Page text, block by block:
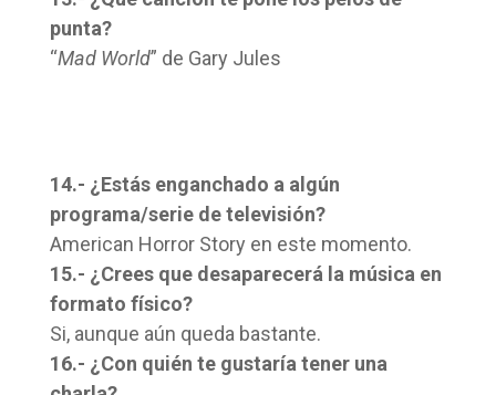
punta?
“Mad World” de Gary Jules
14.- ¿Estás enganchado a algún
programa/serie de televisión?
American Horror Story en este momento.
15.- ¿Crees que desaparecerá la música en
formato físico?
Si, aunque aún queda bastante.
16.- ¿Con quién te gustaría tener una